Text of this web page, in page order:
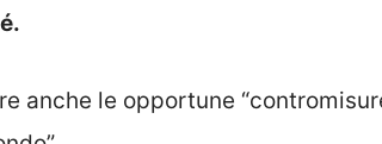
anche le opportune